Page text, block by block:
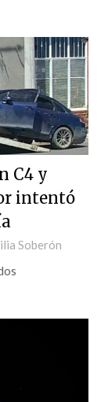
C4 y
intentó
Soberón